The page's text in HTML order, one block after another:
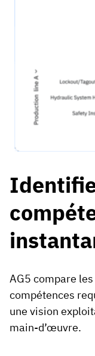
AG5 compare
compétences
une vision
main-d’œuvre.